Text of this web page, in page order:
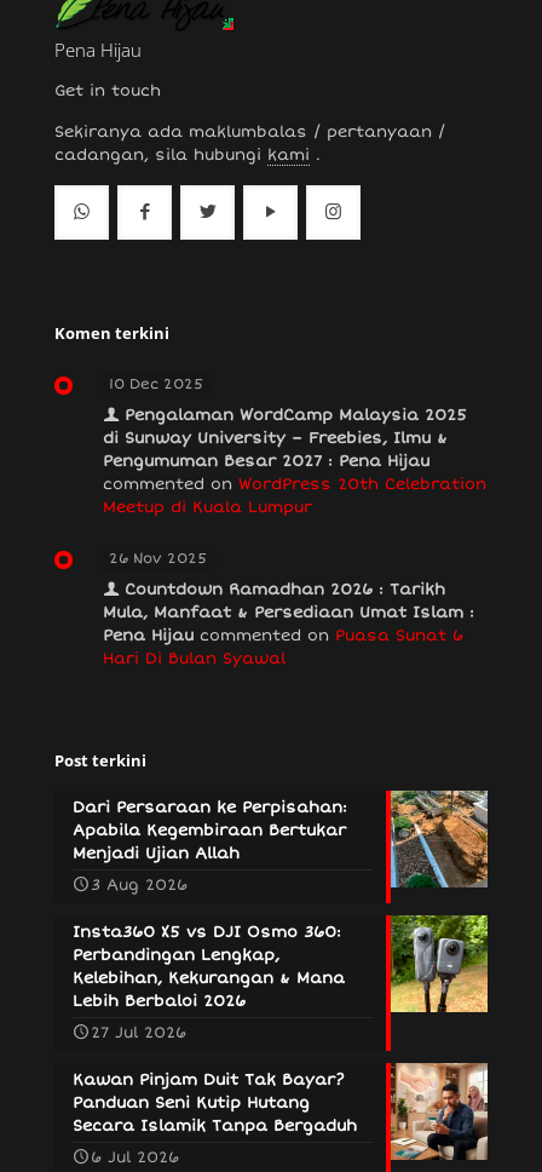
Pena Hijau
Get in touch
Sekiranya ada maklumbalas / pertanyaan /
cadangan, sila hubungi kami .
Komen terkini
10 Dec 2025
Pengalaman WordCamp Malaysia 2025
di Sunway University – Freebies, Ilmu &
Pengumuman Besar 2027 : Pena Hijau
commented on WordPress 20th Celebration
Meetup di Kuala Lumpur
26 Nov 2025
Countdown Ramadhan 2026 : Tarikh
Mula, Manfaat & Persediaan Umat Islam :
Pena Hijau commented on Puasa Sunat 6
Hari Di Bulan Syawal
Post terkini
Dari Persaraan ke Perpisahan:
Apabila Kegembiraan Bertukar
Menjadi Ujian Allah
3 Aug 2026
Insta360 X5 vs DJI Osmo 360:
Perbandingan Lengkap,
Kelebihan, Kekurangan & Mana
Lebih Berbaloi 2026
27 Jul 2026
Kawan Pinjam Duit Tak Bayar?
Panduan Seni Kutip Hutang
Secara Islamik Tanpa Bergaduh
6 Jul 2026